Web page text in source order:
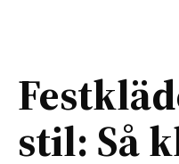
stil: Så